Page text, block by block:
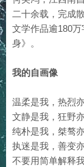
二十余载，完成
文学作品逾180
身》。
我的自画像
温柔是我，热烈
文静是我，狂野
纯朴是我，桀骜
执迷是我，善变
不要用简单解释